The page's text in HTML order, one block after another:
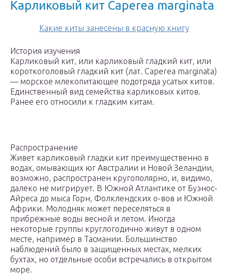
Карликовый кит Caperea marginata
Какие киты занесены в красную книгу
История изучения
Карликовый кит, или карликовый гладкий кит, или
короткоголовый гладкий кит (лат. Caperea marginata)
— морское млекопитающее подотряда усатых китов.
Единственный вид семейства карликовых китов.
Ранее его относили к гладким китам.
Распространение
Живет карликовый гладки кит преимущественно в
водах, омывающих юг Австралии и Новой Зеландии,
возможно, распространен кругополярно, и, видимо,
далеко не мигрирует. В Южной Атлантике от Буэнос-
Айреса до мыса Горн, Фолклендских о-вов и Южной
Африки. Молодняк может переселяться в
прибрежные воды весной и летом. Иногда
некоторые группы круглогодично живут в одном
месте, например в Тасмании. Большинство
наблюдений было в защищенных местах, мелких
бухтах, но отдельные особи встречались в открытом
море.